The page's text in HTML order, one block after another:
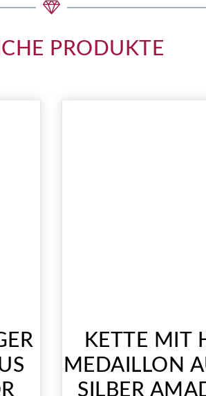
PRODUKTE
KETTE MIT
MEDAILLON
SILBER